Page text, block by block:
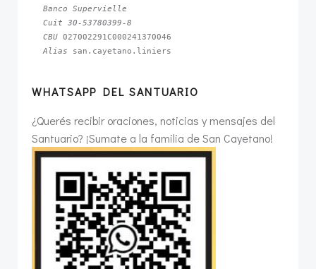
Banco Supervielle
Cuit 30-53780399-8
CBU
Alias san.cayetano.liniers
WHATSAPP DEL SANTUARIO
¿Querés recibir oraciones, noticias y mensajes del
Santuario? ¡Sumate a la familia de San Cayetano!